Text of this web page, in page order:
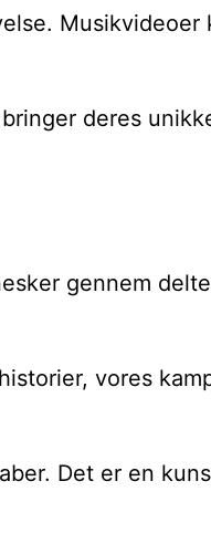
deres
gennem
vores
Det er en